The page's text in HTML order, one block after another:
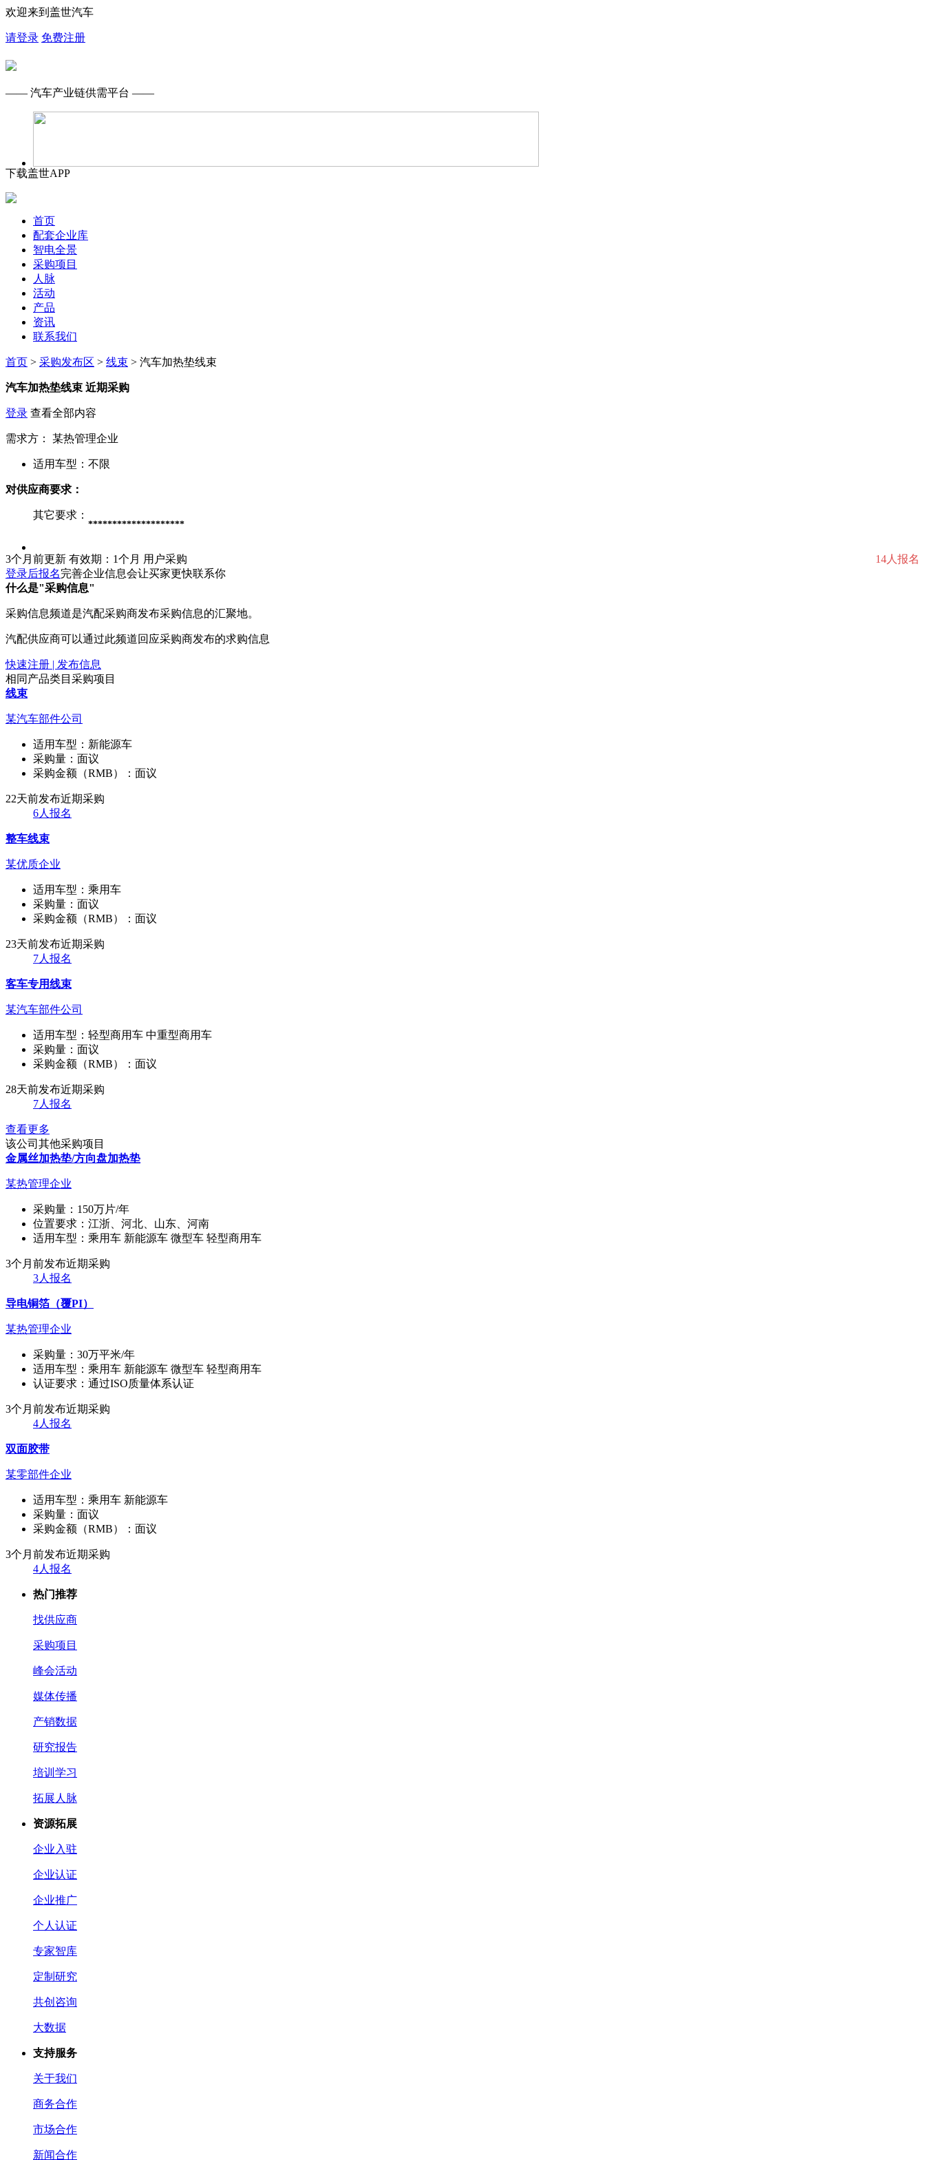
欢迎来到盖世汽车
请登录 免费注册
—— 汽车产业链供需平台 ——
下载盖世APP
首页
配套企业库
智电全景
采购项目
人脉
活动
产品
资讯
联系我们
首页 > 采购发布区 > 线束 > 汽车加热垫线束
汽车加热垫线束 近期采购
登录 查看全部内容
需求方： 某热管理企业
适用车型： 不限
对供应商要求：
其它要求：
********************
14人报名
3个月前更新 有效期：1个月 用户采购
登录后报名完善企业信息会让买家更快联系你
什么是"采购信息"
采购信息频道是汽配采购商发布采购信息的汇聚地。
汽配供应商可以通过此频道回应采购商发布的求购信息
快速注册 | 发布信息
相同产品类目采购项目
线束
某汽车部件公司
适用车型： 新能源车
采购量： 面议
采购金额（RMB）： 面议
22天前发布近期采购
6人报名
整车线束
某优质企业
适用车型： 乘用车
采购量： 面议
采购金额（RMB）： 面议
23天前发布近期采购
7人报名
客车专用线束
某汽车部件公司
适用车型： 轻型商用车 中重型商用车
采购量： 面议
采购金额（RMB）： 面议
28天前发布近期采购
7人报名
查看更多
该公司其他采购项目
金属丝加热垫/方向盘加热垫
某热管理企业
采购量： 150万片/年
位置要求： 江浙、河北、山东、河南
适用车型： 乘用车 新能源车 微型车 轻型商用车
3个月前发布近期采购
3人报名
导电铜箔（覆PI）
某热管理企业
采购量： 30万平米/年
适用车型： 乘用车 新能源车 微型车 轻型商用车
认证要求： 通过ISO质量体系认证
3个月前发布近期采购
4人报名
双面胶带
某零部件企业
适用车型： 乘用车 新能源车
采购量： 面议
采购金额（RMB）： 面议
3个月前发布近期采购
4人报名
热门推荐
找供应商
采购项目
峰会活动
媒体传播
产销数据
研究报告
培训学习
拓展人脉
资源拓展
企业入驻
企业认证
企业推广
个人认证
专家智库
定制研究
共创咨询
大数据
支持服务
关于我们
商务合作
市场合作
新闻合作